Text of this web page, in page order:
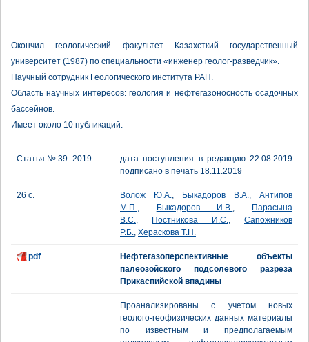
Окончил геологический факультет Казахсткий государственный
университет (1987) по специальности «инженер геолог-разведчик».
Научный сотрудник Геологического института РАН.
Область научных интересов: геология и нефтегазоносность осадочных
бассейнов.
Имеет около 10 публикаций.
Статья № 39_2019
дата поступления в редакцию 22.08.2019
подписано в печать 18.11.2019
26 с. Волож Ю.А., Быкадоров В.А., Антипов
М.П., Быкадоров И.В.,
Парасына
В.С., Постникова И.С., Сапожников
Р.Б., Хераскова Т.Н.
pdf
Нефтегазоперспективные объекты
палеозойского подсолевого разреза
Прикаспийской впадины
Проанализированы с учетом новых
геолого-геофизических данных материалы
по известным и предполагаемым